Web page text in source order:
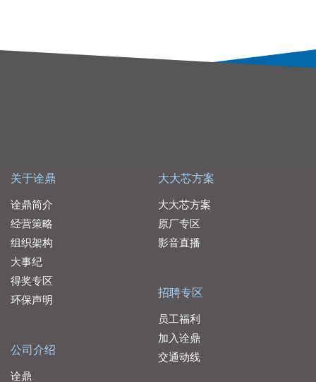
关于诠鼎
诠鼎简介
经营策略
组织架构
大事纪
得奖专区
环保声明
公司介绍
诠鼎
大大芯方案
大大芯方案
原厂专区
影音直播
招聘专区
员工福利
加入诠鼎
交通动线